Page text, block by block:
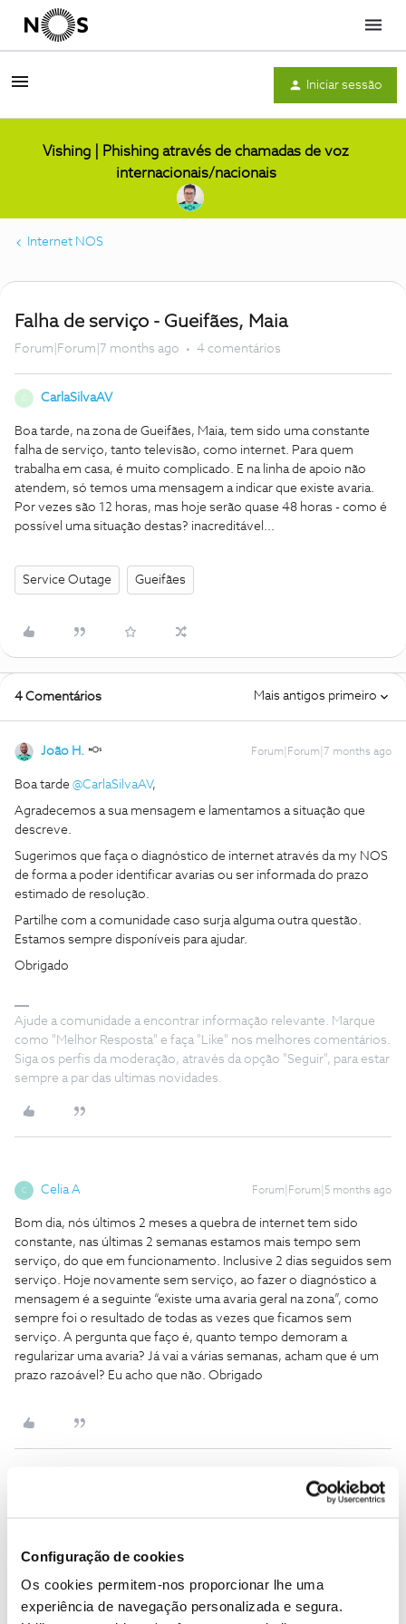
Configuração de cookies
Os cookies permitem-nos proporcionar lhe uma
experiência de navegação personalizada e segura.
Menu
Iniciar sessão
Vishing | Phishing através de chamadas de voz
internacionais/nacionais
Internet NOS
Falha de serviço - Gueifães, Maia
Forum|Forum|7 months ago 4 comentários
CarlaSilvaAV
Boa tarde, na zona de Gueifães, Maia, tem sido uma constante
falha de serviço, tanto televisão, como internet. Para quem
trabalha em casa, é muito complicado. E na linha de apoio não
atendem, só temos uma mensagem a indicar que existe avaria.
Por vezes são 12 horas, mas hoje serão quase 48 horas - como é
possível uma situação destas? inacreditável...
Service Outage Gueifães
4 Comentários Mais antigos primeiro
João H. Forum|Forum|7 months ago
Boa tarde ​ @CarlaSilvaAV,
Agradecemos a sua mensagem e lamentamos a situação que
descreve.
Sugerimos que faça o diagnóstico de internet através da my NOS
de forma a poder identificar avarias ou ser informada do prazo
estimado de resolução.
Partilhe com a comunidade caso surja alguma outra questão.
Estamos sempre disponíveis para ajudar.
Obrigado
Ajude a comunidade a encontrar informação relevante. Marque
como "Melhor Resposta" e faça "Like" nos melhores comentários.
Siga os perfis da moderação, através da opção "Seguir", para estar
sempre a par das ultimas novidades.
C Celia A Forum|Forum|5 months ago
Bom dia, nós últimos 2 meses a quebra de internet tem sido
constante, nas últimas 2 semanas estamos mais tempo sem
serviço, do que em funcionamento. Inclusive 2 dias seguidos sem
serviço. Hoje novamente sem serviço, ao fazer o diagnóstico a
mensagem é a seguinte “existe uma avaria geral na zona”, como
sempre foi o resultado de todas as vezes que ficamos sem
serviço. A pergunta que faço é, quanto tempo demoram a
regularizar uma avaria? Já vai a várias semanas, acham que é um
prazo razoável? Eu acho que não. Obrigado
Forum|Forum|5 months ago
Agradecemos a sua mensagem e lamentamos os inconvenientes
causados.
Uma vez que a situação se encontra já identificada pelas equipas